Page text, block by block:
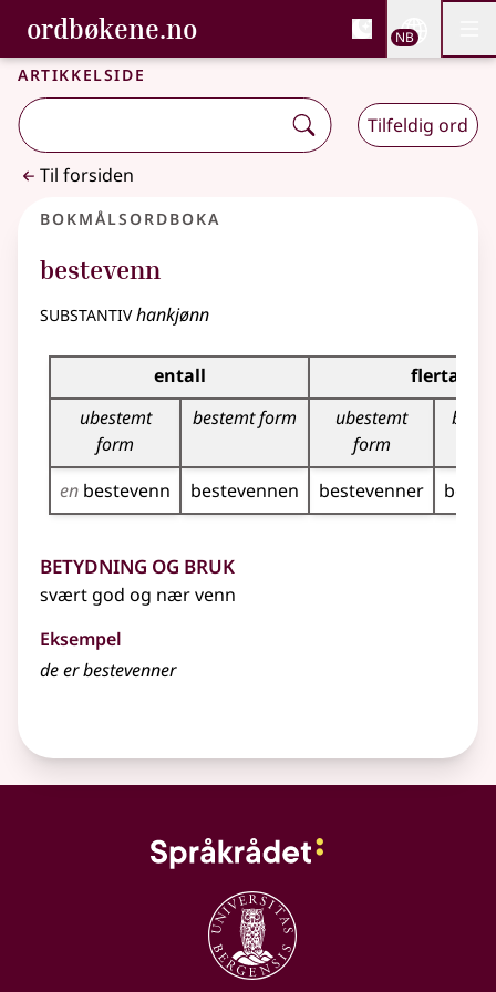
Gå til hovedinnhold
Tilgjengelighet
ordbøkene.no, Bokmålsordboka og
Bokmålsordboka og Nynorskordboka
NB
Artikkelside
Tilfeldig ord
Til forsiden
Bokmålsordboka
bestevenn
substantivhankjønn
Bøyingstabell for dette substantivet
entall
flertall
ubestemt
form
bestemt form
ubestemt
form
en bestevenn bestevennen bestevenner
Betydning og bruk
svært god og nær venn
Eksempel
de erbestevenner